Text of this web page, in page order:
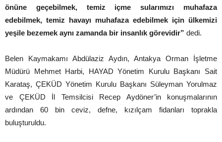
önüne geçebilmek, temiz içme sularımızı muhafaza
edebilmek, temiz havayı muhafaza edebilmek için ülkemizi
yeşile bezemek aynı zamanda bir insanlık görevidir” dedi.
Belen Kaymakamı Abdülaziz Aydın, Antakya Orman İşletme
Müdürü Mehmet Harbi, HAYAD Yönetim Kurulu Başkanı Sait
Karataş, ÇEKÜD Yönetim Kurulu Başkanı Süleyman Yorulmaz
ve ÇEKÜD İl Temsilcisi Recep Aydöner’in konuşmalarının
ardından 60 bin ceviz, defne, kızılçam fidanları toprakla
buluşturuldu.